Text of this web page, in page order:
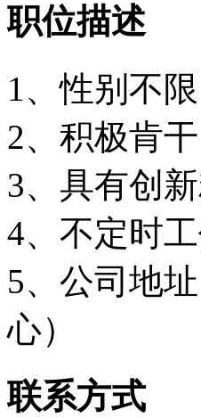
职位描述
1、性别不
2、积极肯
3、具有创
4、不定时
5、公司地
心）
联系方式